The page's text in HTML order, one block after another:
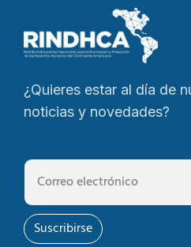
¿Quieres estar al día de
noticias y novedades?
Suscribirse